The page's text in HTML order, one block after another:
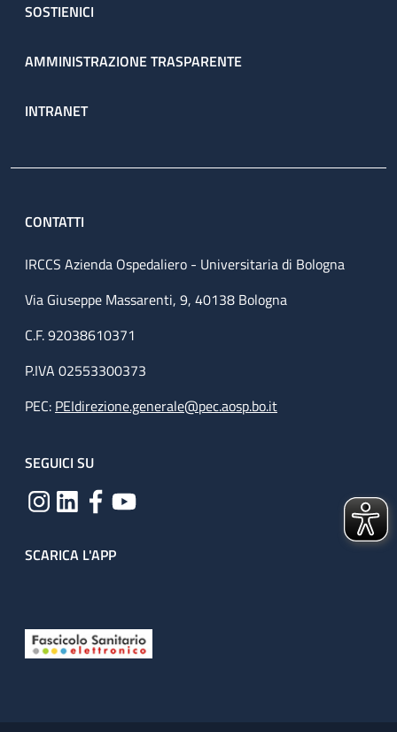
SOSTIENICI
AMMINISTRAZIONE TRASPARENTE
INTRANET
CONTATTI
IRCCS Azienda Ospedaliero - Universitaria di Bologna
Via Giuseppe Massarenti, 9, 40138 Bologna
C.F. 92038610371
P.IVA 02553300373
PEC: PEIdirezione.generale@pec.aosp.bo.it
SEGUICI SU
SCARICA L'APP